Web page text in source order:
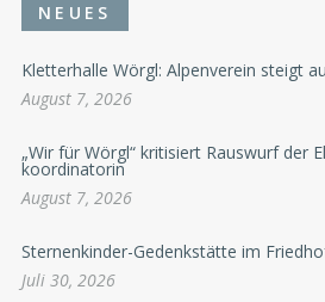
NEUES
Kletterhalle Wörgl: Alpenverein steigt
August 7, 2026
„Wir für Wörgl“ kritisiert Rauswurf der
koordinatorin
August 7, 2026
Sternenkinder-Gedenkstätte im
Juli 30, 2026